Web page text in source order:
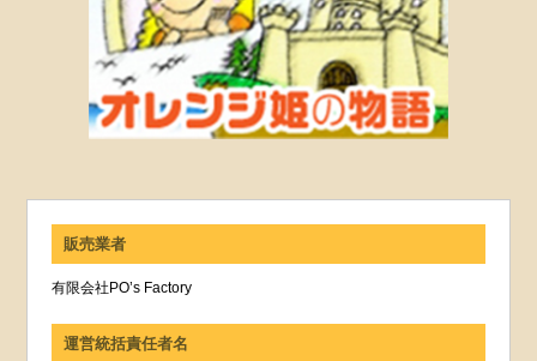
販売業者
有限会社PO’s Factory
運営統括責任者名